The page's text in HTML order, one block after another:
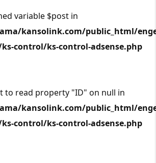
variable $post in
kansolink.com/public_html/
control/ks-control-adsense.php
to read property "ID" on null in
kansolink.com/public_html/
control/ks-control-adsense.php